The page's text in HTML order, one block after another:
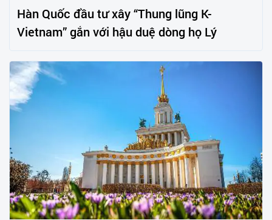
Hàn Quốc đầu tư xây “Thung lũng K-
Vietnam” gắn với hậu duệ dòng họ Lý